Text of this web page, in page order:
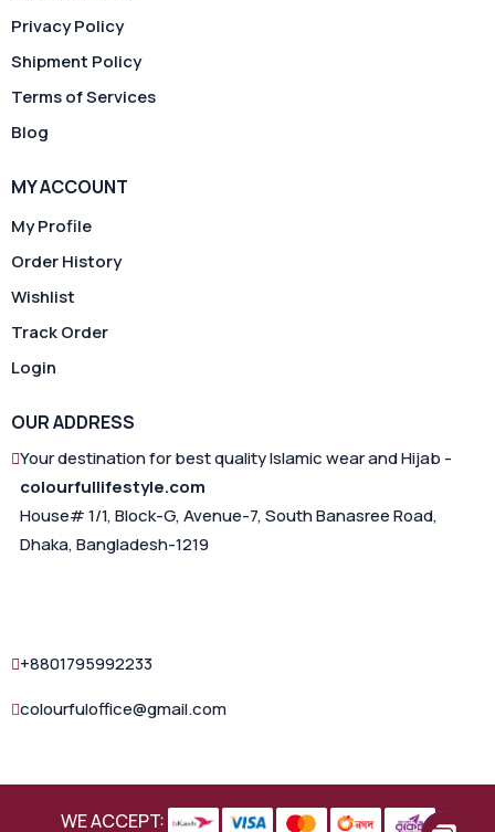
Privacy Policy
Shipment Policy
Terms of Services
Blog
MY ACCOUNT
My Profile
Order History
Wishlist
Track Order
Login
OUR ADDRESS
Your destination for best quality Islamic wear and Hijab -
colourfullifestyle.com
House# 1/1, Block-G, Avenue-7, South Banasree Road,
Dhaka, Bangladesh-1219
+8801795992233
colourfuloffice@gmail.com
WE ACCEPT: